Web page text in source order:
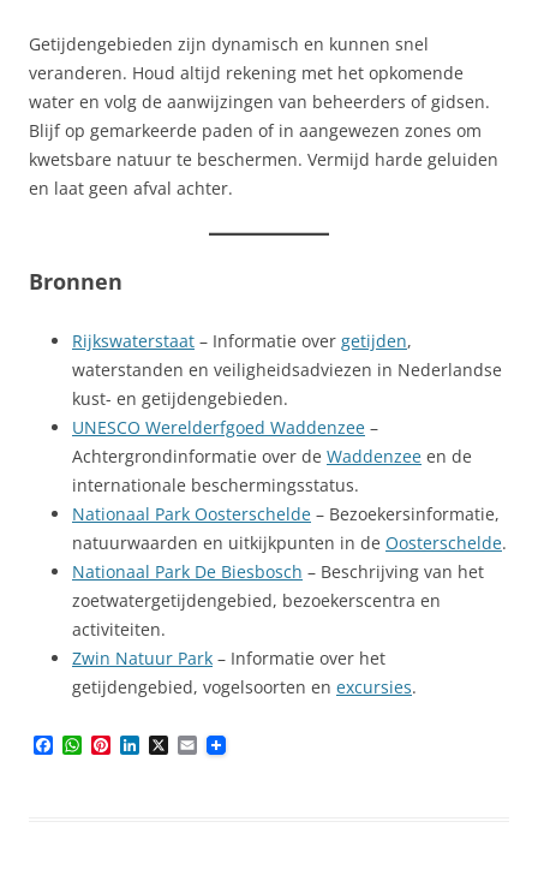
Getijdengebieden zijn dynamisch en kunnen snel
veranderen. Houd altijd rekening met het opkomende
water en volg de aanwijzingen van beheerders of gidsen.
Blijf op gemarkeerde paden of in aangewezen zones om
kwetsbare natuur te beschermen. Vermijd harde geluiden
en laat geen afval achter.
Bronnen
Rijkswaterstaat – Informatie over getijden,
waterstanden en veiligheidsadviezen in Nederlandse
kust- en getijdengebieden.
UNESCO Werelderfgoed Waddenzee –
Achtergrondinformatie over de Waddenzee en de
internationale beschermingsstatus.
Nationaal Park Oosterschelde – Bezoekersinformatie,
natuurwaarden en uitkijkpunten in de Oosterschelde.
Nationaal Park De Biesbosch – Beschrijving van het
zoetwatergetijdengebied, bezoekerscentra en
activiteiten.
Zwin Natuur Park – Informatie over het
getijdengebied, vogelsoorten en excursies.
W P X E
m